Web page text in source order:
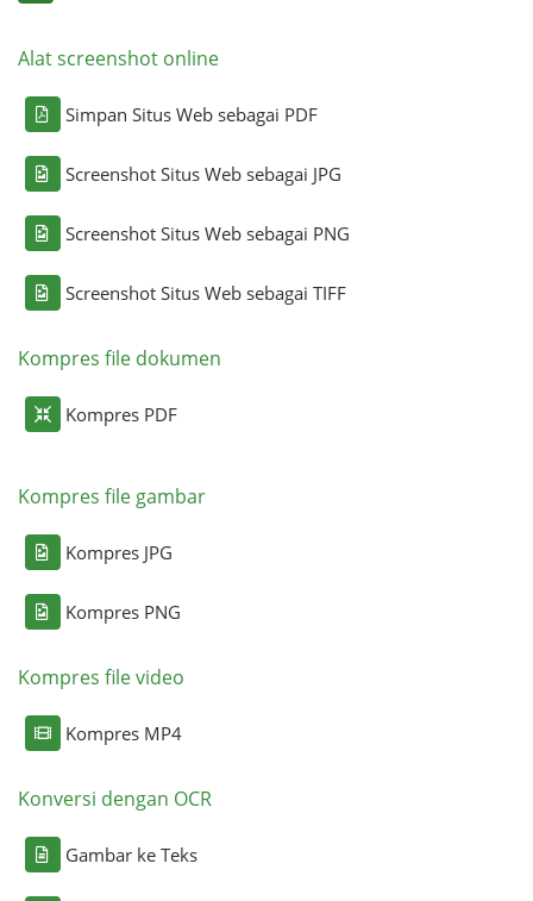
Alat screenshot online
Simpan Situs Web sebagai PDF
Screenshot Situs Web sebagai JPG
Screenshot Situs Web sebagai PNG
Screenshot Situs Web sebagai TIFF
Kompres file dokumen
Kompres PDF
Kompres file gambar
Kompres JPG
Kompres PNG
Kompres file video
Kompres MP4
Konversi dengan OCR
Gambar ke Teks